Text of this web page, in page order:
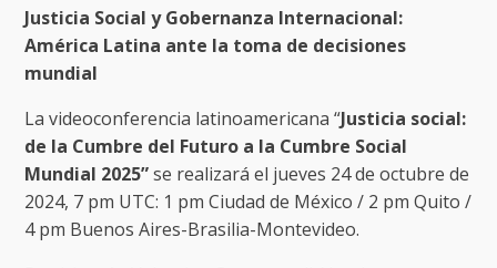
Justicia Social y Gobernanza Internacional:
América Latina ante la toma de decisiones
mundial
La videoconferencia latinoamericana “Justicia social:
de la Cumbre del Futuro a la Cumbre Social
Mundial 2025”se realizará el jueves 24 de octubre de
2024, 7 pm UTC: 1 pm Ciudad de México / 2 pm Quito /
4 pm Buenos Aires-Brasilia-Montevideo.